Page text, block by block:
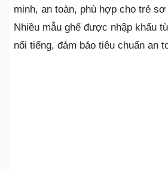
minh, an toàn, phù hợp cho trẻ
Nhiều mẫu ghế được nhập khẩu
nổi tiếng, đảm bảo tiêu chuẩn an